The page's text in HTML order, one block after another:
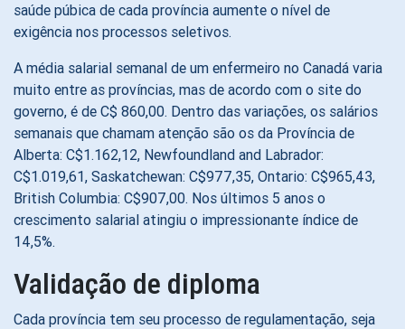
saúde púbica de cada província aumente o nível de
exigência nos processos seletivos.
A média salarial semanal de um enfermeiro no Canadá varia
muito entre as províncias, mas de acordo com o site do
governo, é de C$ 860,00. Dentro das variações, os salários
semanais que chamam atenção são os da Província de
Alberta: C$1.162,12, Newfoundland and Labrador:
C$1.019,61, Saskatchewan: C$977,35, Ontario: C$965,43,
British Columbia: C$907,00. Nos últimos 5 anos o
crescimento salarial atingiu o impressionante índice de
14,5%.
Validação de diploma
Cada província tem seu processo de regulamentação, seja